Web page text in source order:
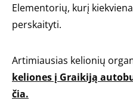
Elementorių, kurį
perskaityti.
Artimiausias kelionių
keliones į Graikiją
čia.